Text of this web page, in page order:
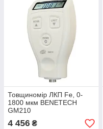
Товщиномір ЛКП Fe, 0-
1800 мкм BENETECH
GM210
4 456 ₴